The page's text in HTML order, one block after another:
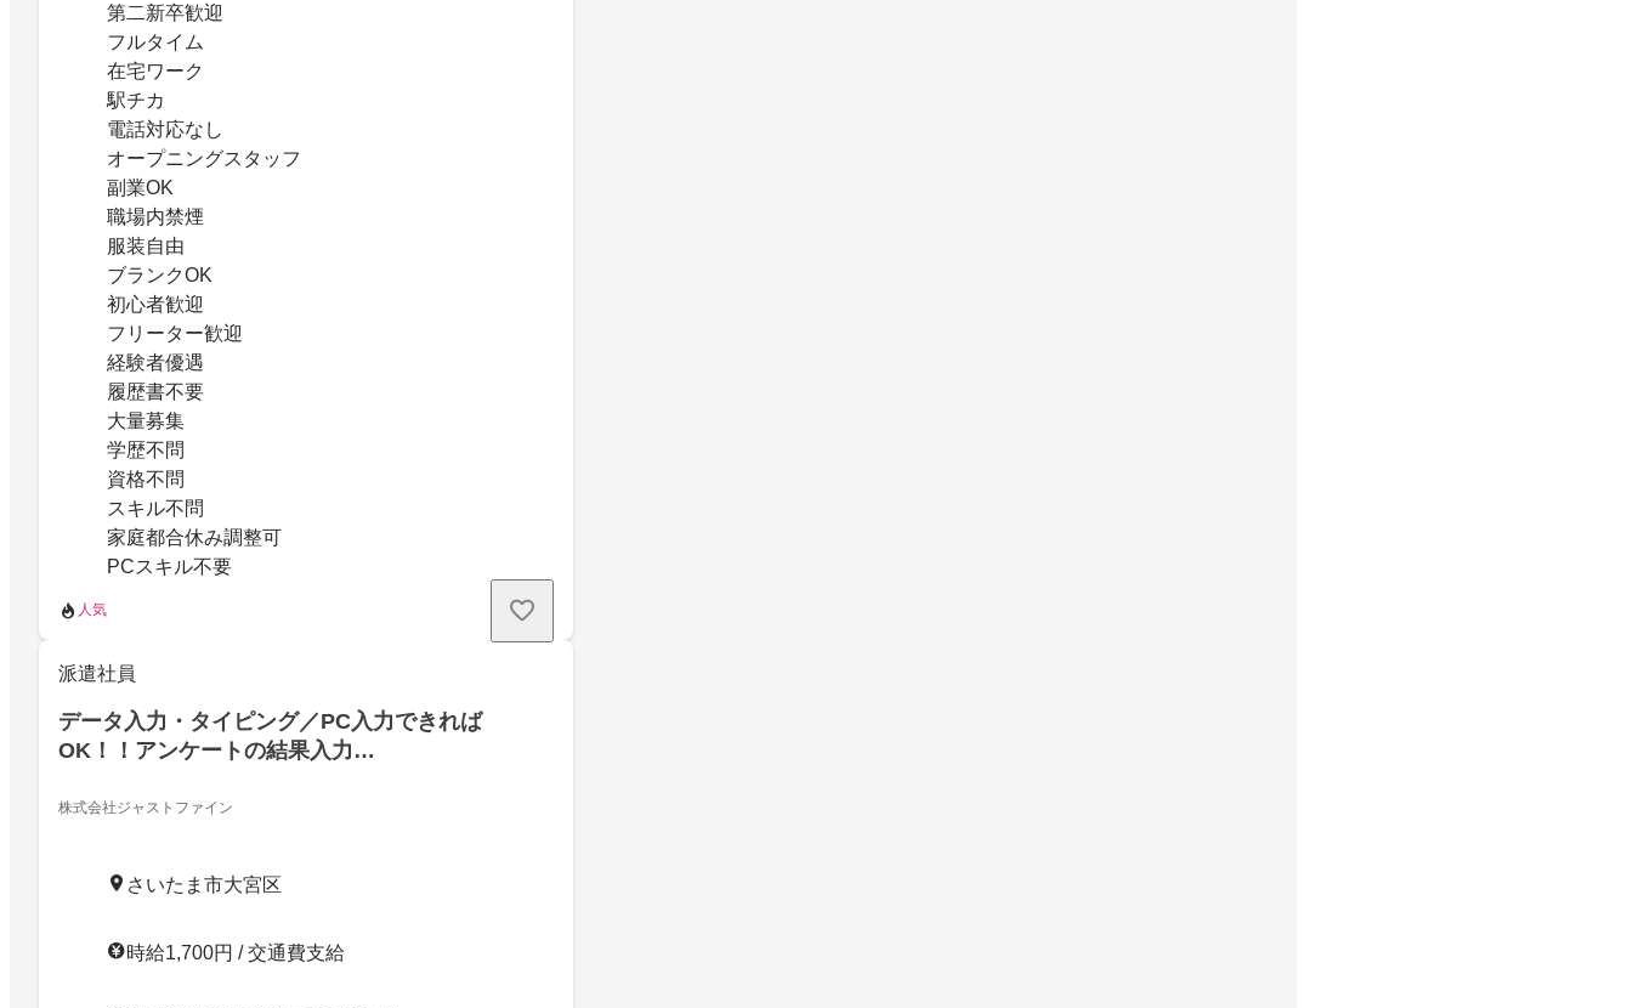
第二新卒歓迎
フルタイム
在宅ワーク
駅チカ
電話対応なし
オープニングスタッフ
副業OK
職場内禁煙
服装自由
ブランクOK
初心者歓迎
フリーター歓迎
経験者優遇
履歴書不要
大量募集
学歴不問
資格不問
スキル不問
家庭都合休み調整可
PCスキル不要
人気
派遣社員
データ入力・タイピング／PC入力できれば
OK！！アンケートの結果入力…
株式会社ジャストファイン
さいたま市大宮区
時給1,700円 / 交通費支給